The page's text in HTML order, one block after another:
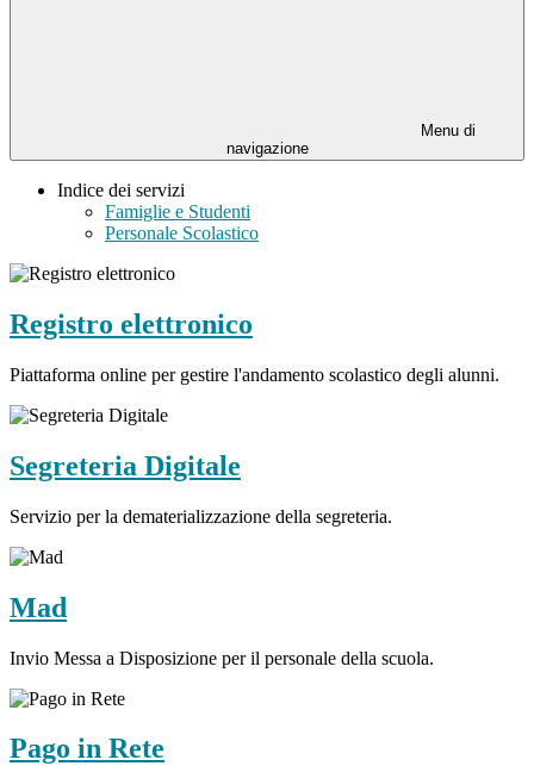
Menu di
navigazione
Indice dei servizi
Famiglie e Studenti
Personale Scolastico
Registro elettronico
Piattaforma online per gestire l'andamento scolastico degli alunni.
Segreteria Digitale
Servizio per la dematerializzazione della segreteria.
Mad
Invio Messa a Disposizione per il personale della scuola.
Pago in Rete